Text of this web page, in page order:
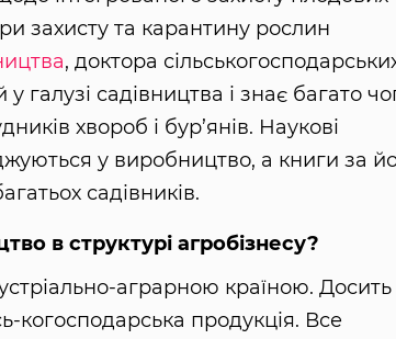
захисту та карантину рослин
, доктора
галузі садівництва і знає багато
хвороб і бур’янів. Наукові
у виробництво, а книги за
садівників.
в структурі агробізнесу?
аграрною країною. Досить
когосподарська продукція. Все